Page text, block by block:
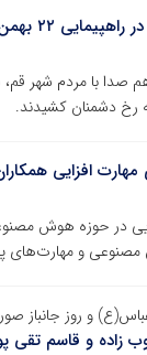
۲۲ بهمن ماه
رخ دشمنان کشیدند.
مهارت افزایی
در حوزه هوش
مصنوعی و مهارت‌های
و روز جانباز
زاده و قاسم